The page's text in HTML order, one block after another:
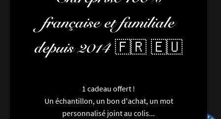
française et familiale
depuis 2014 🇫🇷 🇪🇺
1 cadeau offert !
Un échantillon, un bon d'achat, un mot
personnalisé joint au colis...